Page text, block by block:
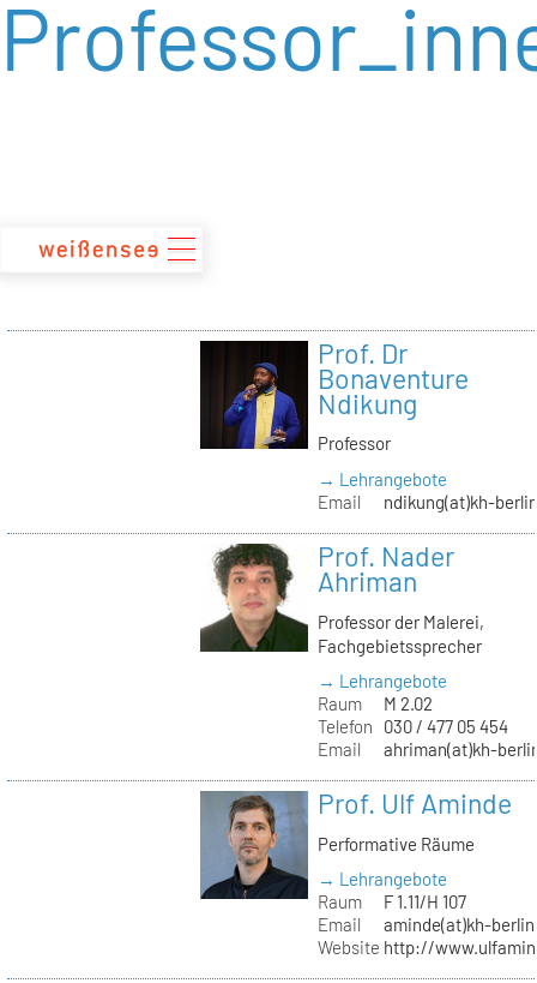
zum
Inhalt
Prof. Dr
Bonaventure
Ndikung
Professor
→ Lehrangebote
Email
ndikung(at)kh-
Prof. Nader
Ahriman
Professor der Malerei,
Fachgebietssprecher
→ Lehrangebote
Raum
M 2.02
Telefon
030 / 477 05 454
Email
ahriman(at)kh-
Prof. Ulf Aminde
Performative Räume
→ Lehrangebote
Raum
F 1.11/H 107
Email
aminde(at)kh-
Website http://